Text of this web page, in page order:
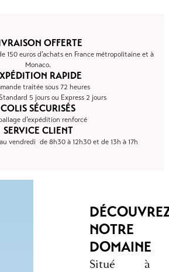
OFFERTE
150 euros d’achats en France métropolitaine et à
Monaco.
RAPIDE
traitée sous 72 heures
5 jours ou Express 2 jours
COLIS SÉCURISÉS
d’expédition renforcé
SERVICE CLIENT
vendredi de 8h30 à 12h30 et de 13h à 17h
NOTRE
DOMAINE
Situé à